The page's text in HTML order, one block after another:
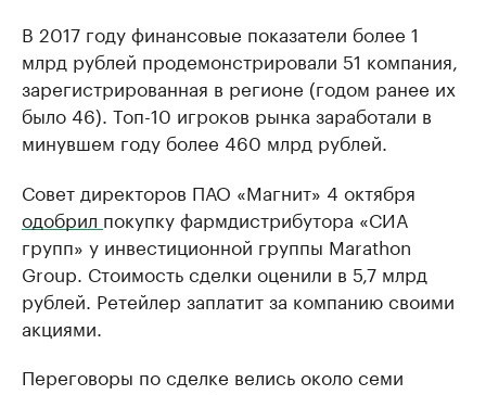
В 2017 году финансовые показатели более 1
млрд рублей продемонстрировали 51 компания,
зарегистрированная в регионе (годом ранее их
было 46). Топ-10 игроков рынка заработали в
минувшем году более 460 млрд рублей.
Совет директоров ПАО «Магнит» 4 октября
одобрил покупку фармдистрибутора «СИА
групп» у инвестиционной группы Marathon
Group. Стоимость сделки оценили в 5,7 млрд
рублей. Ретейлер заплатит за компанию своими
акциями.
Переговоры по сделке велись около семи